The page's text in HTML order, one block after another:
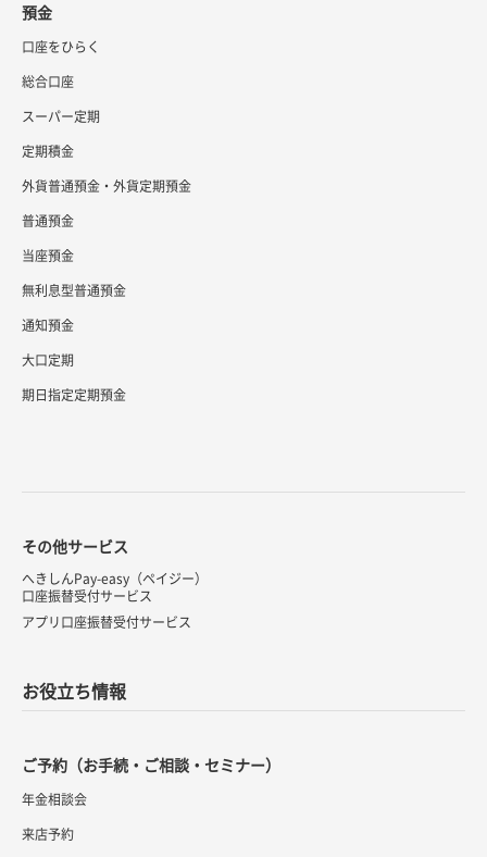
預金
口座をひらく
総合口座
スーパー定期
定期積金
外貨普通預金・外貨定期預金
普通預金
当座預金
無利息型普通預金
通知預金
大口定期
期日指定定期預金
その他サービス
へきしんPay-easy（ペイジー）
口座振替受付サービス
アプリ口座振替受付サービス
お役立ち情報
ご予約（お手続・ご相談・セミナー）
年金相談会
来店予約